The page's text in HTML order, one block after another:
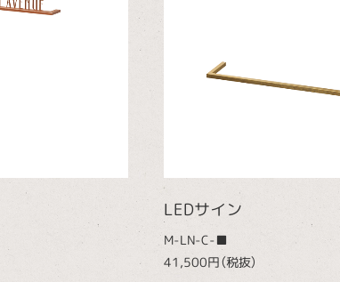
LEDサイン
M-LN-C-■
41,500円（税抜）